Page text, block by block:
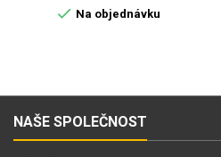
 Na objednávku
NAŠE SPOLEČNOST